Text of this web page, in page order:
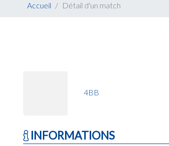
Accueil Détail d'un match
4BB
INFORMATIONS